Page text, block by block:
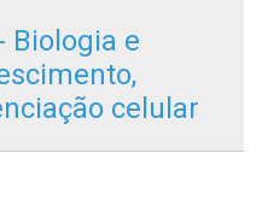
Biologia e
celular